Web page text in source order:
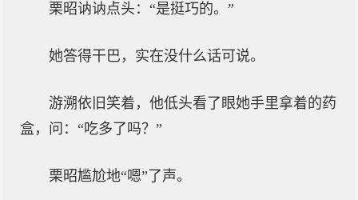
栗昭讷讷点头：“是挺巧的。”
她答得干巴，实在没什么话可说。
游溯依旧笑着，他低头看了眼她手里拿着的药
盒，问：“吃多了吗？”
栗昭尴尬地“嗯”了声。